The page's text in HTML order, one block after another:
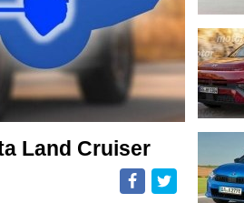
Land Cruiser
Facebook
Twitter